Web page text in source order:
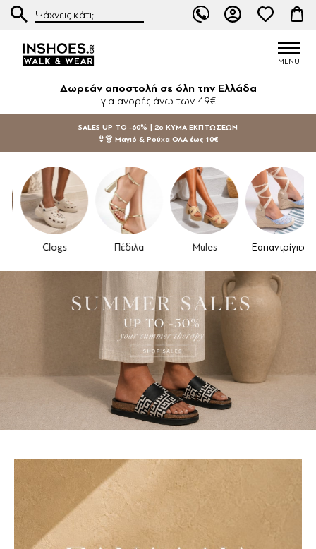
Δωρεάν αποστολή σε όλη την Ελλάδα
για αγορές άνω των 49€
SALES UP TO -60% | 2ο ΚΥΜΑ ΕΚΠΤΩΣΕΩΝ
👙👗 Μαγιό & Ρούχα ΟΛΑ έως 10€
Clogs Πέδιλα Mules Εσπαντρίγιες